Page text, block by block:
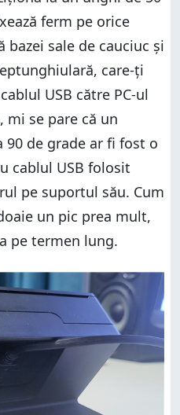
ferm pe orice
sale de cauciuc și
care-ți
USB către PC-ul
mi se pare că un
de grade ar fi fost o
cablul USB folosit
pe suportul său. Cum
un pic prea mult,
pe termen lung.